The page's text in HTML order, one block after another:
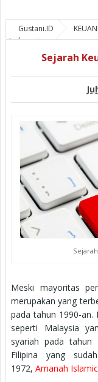
Gustani.ID
Indonesia
Sejarah
Meski mayoritas
merupakan yang
pada tahun 1990-an.
seperti Malaysia
syariah pada tahun
Filipina yang
1972, Amanah